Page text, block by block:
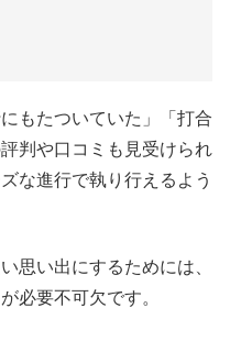
もたついていた」「打合
判や口コミも見受けられ
な進行で執り行えるよう
思い出にするためには、
必要不可欠です。